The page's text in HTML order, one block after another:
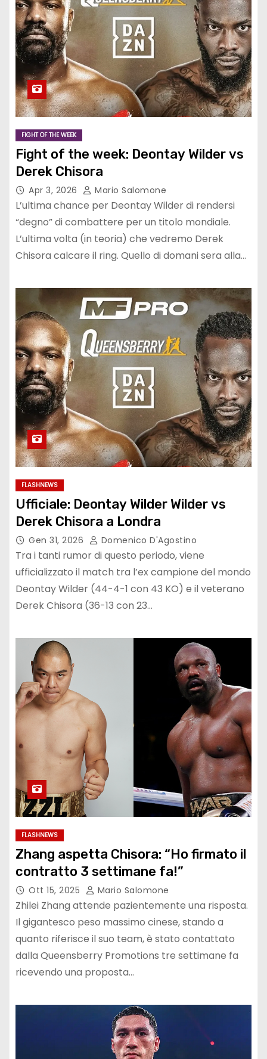
FIGHT OF THE WEEK
Fight of the week: Deontay Wilder vs
Derek Chisora
Apr 3, 2026 Mario Salomone
L’ultima chance per Deontay Wilder di rendersi
“degno” di combattere per un titolo mondiale.
L’ultima volta (in teoria) che vedremo Derek
Chisora calcare il ring. Quello di domani sera alla…
FLASHNEWS
Ufficiale: Deontay Wilder Wilder vs
Derek Chisora a Londra
Gen 31, 2026 Domenico D'Agostino
Tra i tanti rumor di questo periodo, viene
ufficializzato il match tra l’ex campione del mondo
Deontay Wilder (44-4-1 con 43 KO) e il veterano
Derek Chisora (36-13 con 23…
FLASHNEWS
Zhang aspetta Chisora: “Ho firmato il
contratto 3 settimane fa!”
Ott 15, 2025 Mario Salomone
Zhilei Zhang attende pazientemente una risposta.
Il gigantesco peso massimo cinese, stando a
quanto riferisce il suo team, è stato contattato
dalla Queensberry Promotions tre settimane fa
ricevendo una proposta…